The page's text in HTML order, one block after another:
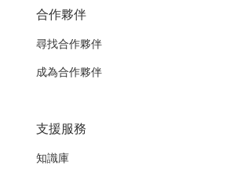
合作夥伴
尋找合作夥伴
成為合作夥伴
支援服務
知識庫